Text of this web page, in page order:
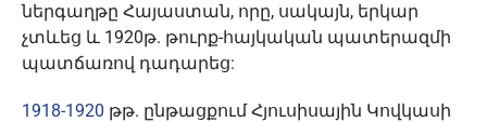
ներգաղթը Հայաստան, որը, սակայն, երկար
չտևեց և 1920թ. թուրք-հայկական պատերազմի
պատճառով դադարեց:
1918-1920 թթ. ընթացքում Հյուսիսային Կովկասի